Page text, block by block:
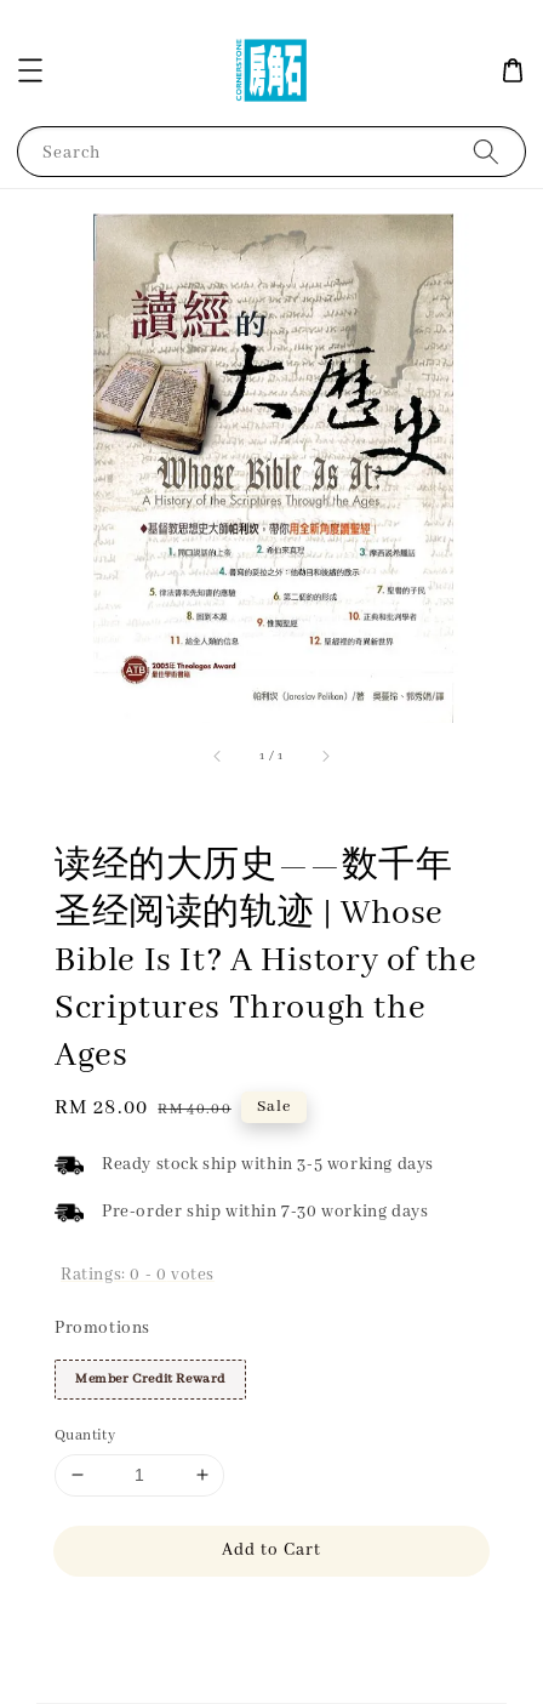
Search
1 /1
读经的大历史——数千年
圣经阅读的轨迹 | Whose
Bible Is It? A History of the
Scriptures Through the
Ages
Sale
RM 28.00 Regular
RM 40.00 Sale
Ready stock ship within 3-5 working days
Pre-order ship within 7-30 working days
Ratings:0 - 0 votes
Promotions
Member Credit Reward
Quantity
Add to Cart